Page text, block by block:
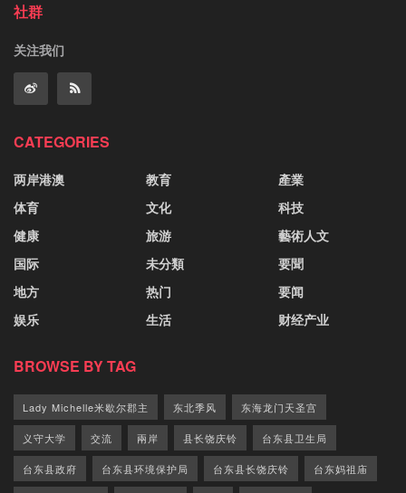
社群
关注我们
CATEGORIES
两岸港澳
体育
健康
国际
地方
娱乐
教育
文化
旅游
未分類
热门
生活
產業
科技
藝術人文
要聞
要闻
财经产业
BROWSE BY TAG
Lady Michelle米歇尔郡主 东北季风 东海龙门天圣宫
义守大学 交流 兩岸 县长饶庆铃 台东县卫生局
台东县政府 台东县环境保护局 台东县长饶庆铃 台东妈祖庙